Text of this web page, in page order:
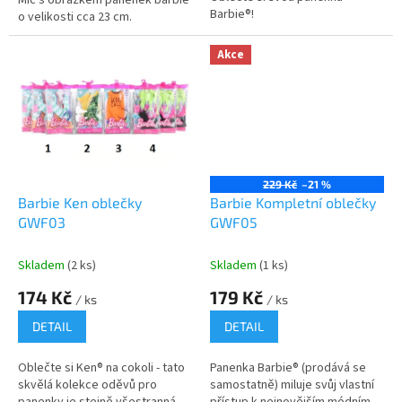
o velikosti cca 23 cm.
Barbie®!
Barbie Ken oblečky
GWF03
Skladem (2 ks)
174 Kč / ks
DETAIL
Oblečte si Ken® na cokoli - tato
skvělá kolekce oděvů pro
Akce
229 Kč –21 %
Barbie Kompletní oblečky
GWF05
Skladem (1 ks)
179 Kč / ks
DETAIL
Panenka Barbie® (prodává se
samostatně) miluje svůj vlastní